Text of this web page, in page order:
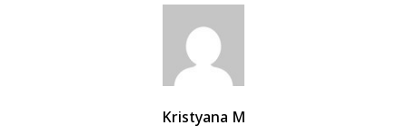
Kristyana M